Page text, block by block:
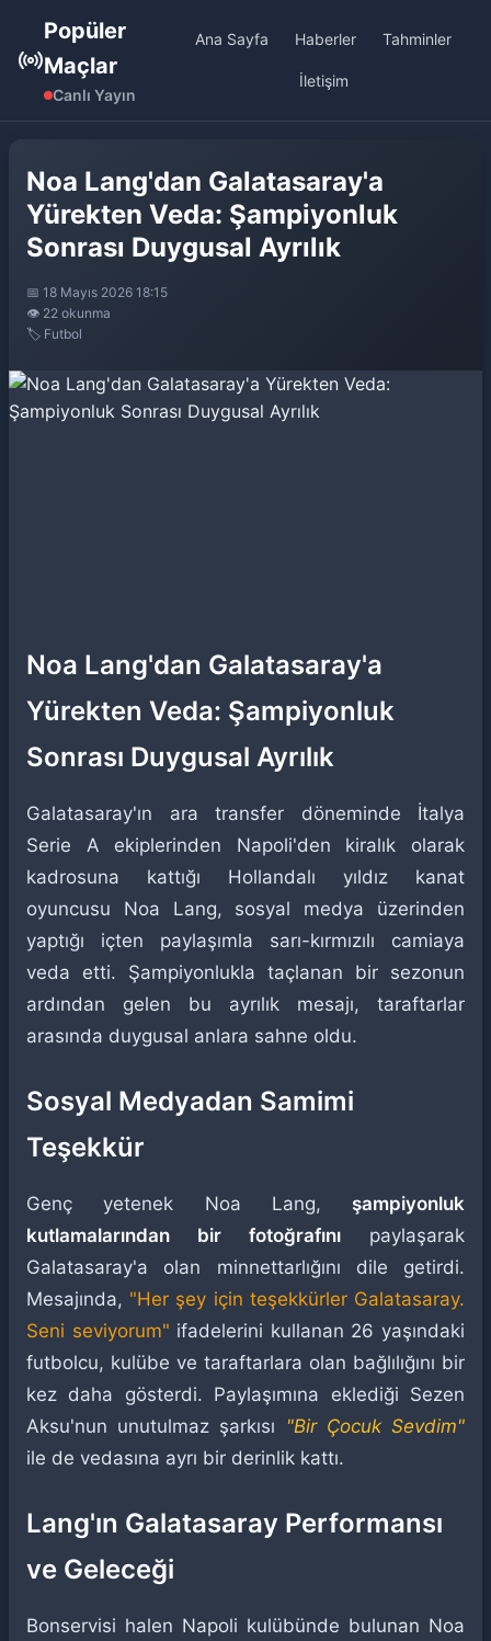
Popüler
Maçlar
Canlı Yayın
Ana Sayfa Haberler Tahminler
İletişim
Noa Lang'dan Galatasaray'a
Yürekten Veda: Şampiyonluk
Sonrası Duygusal Ayrılık
📅 18 Mayıs 2026 18:15
👁️ 22 okunma
🏷️ Futbol
Noa Lang'dan Galatasaray'a
Yürekten Veda: Şampiyonluk
Sonrası Duygusal Ayrılık
Galatasaray'ın ara transfer döneminde İtalya
Serie A ekiplerinden Napoli'den kiralık olarak
kadrosuna kattığı Hollandalı yıldız kanat
oyuncusu Noa Lang, sosyal medya üzerinden
yaptığı içten paylaşımla sarı-kırmızılı camiaya
veda etti. Şampiyonlukla taçlanan bir sezonun
ardından gelen bu ayrılık mesajı, taraftarlar
arasında duygusal anlara sahne oldu.
Sosyal Medyadan Samimi
Teşekkür
Genç yetenek Noa Lang, şampiyonluk
kutlamalarından bir fotoğrafını paylaşarak
Galatasaray'a olan minnettarlığını dile getirdi.
Mesajında, "Her şey için teşekkürler Galatasaray.
Seni seviyorum" ifadelerini kullanan 26 yaşındaki
futbolcu, kulübe ve taraftarlara olan bağlılığını bir
kez daha gösterdi. Paylaşımına eklediği Sezen
Aksu'nun unutulmaz şarkısı "Bir Çocuk Sevdim"
ile de vedasına ayrı bir derinlik kattı.
Lang'ın Galatasaray Performansı
ve Geleceği
Bonservisi halen Napoli kulübünde bulunan Noa